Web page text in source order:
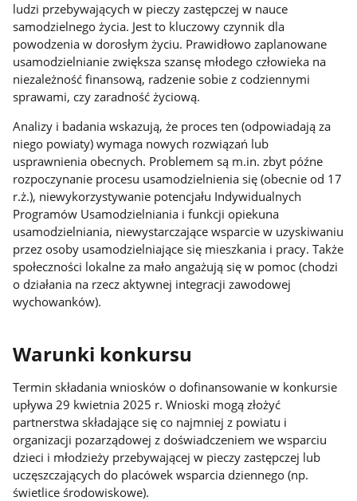
ludzi przebywających w pieczy zastępczej w nauce
samodzielnego życia. Jest to kluczowy czynnik dla
powodzenia w dorosłym życiu. Prawidłowo zaplanowane
usamodzielnianie zwiększa szansę młodego człowieka na
niezależność finansową, radzenie sobie z codziennymi
sprawami, czy zaradność życiową.
Analizy i badania wskazują, że proces ten (odpowiadają za
niego powiaty) wymaga nowych rozwiązań lub
usprawnienia obecnych. Problemem są m.in. zbyt późne
rozpoczynanie procesu usamodzielnienia się (obecnie od 17
r.ż.), niewykorzystywanie potencjału Indywidualnych
Programów Usamodzielniania i funkcji opiekuna
usamodzielniania, niewystarczające wsparcie w uzyskiwaniu
przez osoby usamodzielniające się mieszkania i pracy. Także
społeczności lokalne za mało angażują się w pomoc (chodzi
o działania na rzecz aktywnej integracji zawodowej
wychowanków).
Warunki konkursu
Termin składania wniosków o dofinansowanie w konkursie
upływa 29 kwietnia 2025 r. Wnioski mogą złożyć
partnerstwa składające się co najmniej z powiatu i
organizacji pozarządowej z doświadczeniem we wsparciu
dzieci i młodzieży przebywającej w pieczy zastępczej lub
uczęszczających do placówek wsparcia dziennego (np.
świetlice środowiskowe).